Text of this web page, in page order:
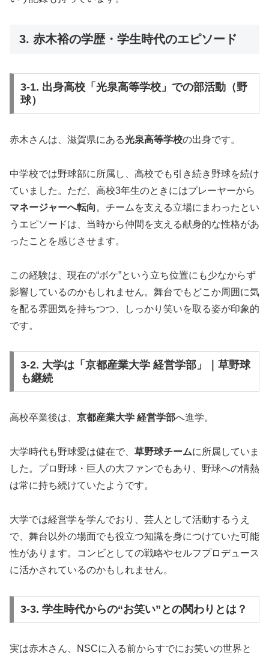
3. 赤木裕の学歴・学生時代のエピソード
3-1. 出身高校「光泉高等学校」での部活動（野
球）
赤木さんは、滋賀県にある光泉高等学校の出身です。
中学校では野球部に所属し、高校でも引き続き野球を続け
ていました。ただ、高校3年生のときにはプレーヤーから
マネージャーへ転向 。チームを支える立場にまわったとい
うエピソードは、当時から仲間を支える献身的な性格があ
ったことを感じさせます。
この経験は、現在の“ボケ”という立ち位置にも少なからず
影響しているのかもしれません。舞台でもどこか周囲に気
を配る雰囲気を持ちつつ、しっかり笑いを取る姿が印象的
です。
3-2. 大学は「京都産業大学 経営学部」｜草野球
も継続
高校卒業後は、 京都産業大学 経営学部へ進学。
大学時代も野球愛は健在で、 草野球チームに所属していま
した。プロ野球・巨人の大ファンでもあり、野球への情熱
は常に持ち続けていたようです。
大学では経営学を学んでおり、芸人として活動するうえ
で、舞台以外の場面でも役立つ知識を身につけていた可能
性があります。コンビとしての戦略やセルフプロデュース
に活かされているのかもしれません。
3-3. 学生時代からの“お笑い”との関わりとは？
実は赤木さん、NSCに入る前からすでにお笑いの世界と